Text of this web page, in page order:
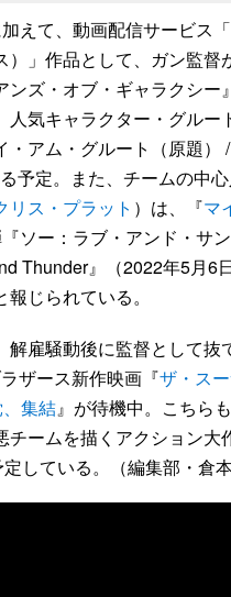
えて、動画配信サービス
）」作品として、ガン監督
ンズ・オブ・ギャラクシー
人気キャラクター・グルー
・アム・グルート（原題）
予定。また、チームの中
リス・プラット ）は、『マ
ソー：ラブ・アンド・サ
Thunder』（2022年5月6
じられている。
雇騒動後に監督として抜
ザース新作映画『ザ・ス
集結』が待機中。こちら
チームを描くアクション大
している。（編集部・倉本